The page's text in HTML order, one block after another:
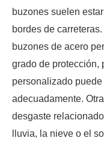
buzones suelen
bordes de
buzones de acero
grado de protección,
personalizado
adecuadamente.
desgaste
lluvia, la nieve o el